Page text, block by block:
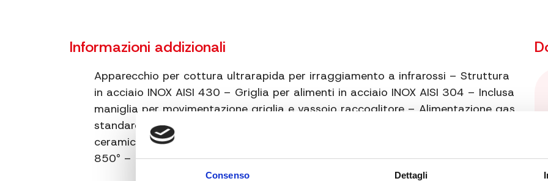
Consenso Dettagli
Informazioni addizionali
Apparecchio per cottura ultrarapida per irraggiamento a infrarossi – Struttura
in acciaio INOX AISI 430 – Griglia per alimenti in acciaio INOX AISI 304 – Inclusa
maniglia per movimentazione griglia e vassoio raccoglitore – Alimentazione gas
standard Italia (28/30 mbar – 37 mbar) con regolatore – Bruciatore in
ceramica microforata con potenza massima 3,9 kW – Temperatura massima
850° – Regolatore di pressione e tubo di raccordo non forniti in dotazione